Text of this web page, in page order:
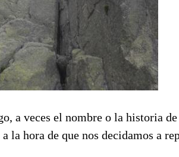
a veces el nombre o la historia
la hora de que nos decidamos a